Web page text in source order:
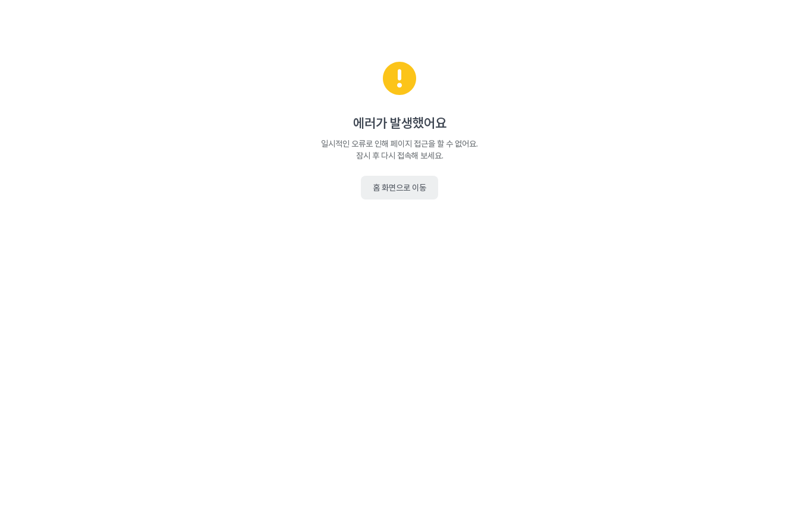
에러가 발생했어요
일시적인 오류로 인해 페이지 접근을 할 수 없어요.
잠시 후 다시 접속해 보세요.
홈 화면으로 이동